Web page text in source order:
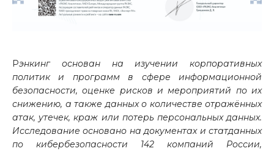
Рэнкинг основан на изучении корпоративных
политик и программ в сфере информационной
безопасности, оценке рисков и мероприятий по их
снижению, а также данных о количестве отражённых
атак, утечек, краж или потерь персональных данных.
Исследование основано на документах и статданных
по кибербезопасности 142 компаний России,